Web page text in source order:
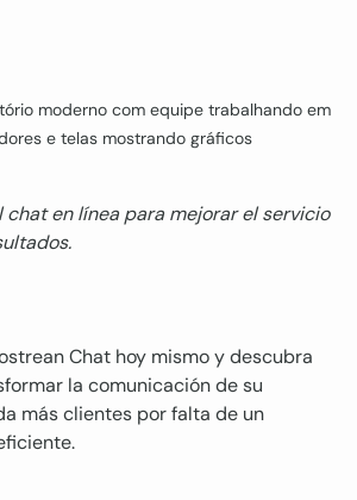
moderno com equipe trabalhando em
e telas mostrando gráficos
chat en línea para mejorar el servicio
Chat hoy mismo y descubra
la comunicación de su
más clientes por falta de un